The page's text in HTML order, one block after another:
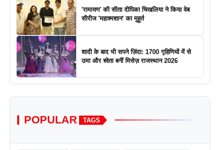
'रामायण' की सीता दीपिका चिखलिया ने किया वेब
सीरीज 'महाश्मशान' का मुहूर्त
शादी के बाद भी सपने ज़िंदा: 1700 गृहिणियों में से
उमा और श्वेता बनीं मिसेज़ राजस्थान 2026
POPULAR TAGS